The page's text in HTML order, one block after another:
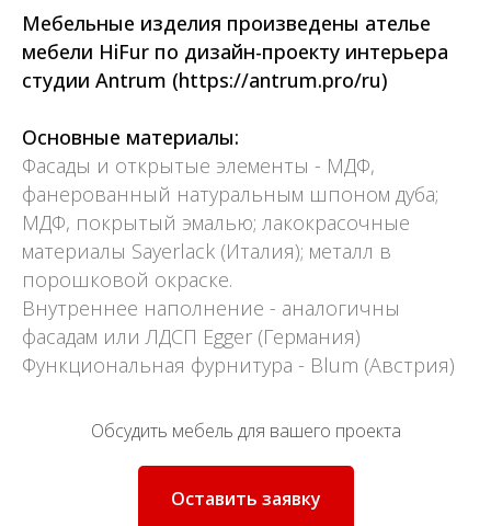
Мебельные изделия произведены ателье
мебели HiFur по дизайн-проекту интерьера
студии Antrum (https://antrum.pro/ru)
Основные материалы:
Фасады и открытые элементы - МДФ,
фанерованный натуральным шпоном дуба;
МДФ, покрытый эмалью; лакокрасочные
материалы Sayerlack (Италия); металл в
порошковой окраске.
Внутреннее наполнение - аналогичны
фасадам или ЛДСП Egger (Германия)
Функциональная фурнитура - Blum (Австрия)
Обсудить мебель для вашего проекта
Оставить заявку